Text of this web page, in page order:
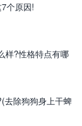
个原因!
样?性格特点有哪
去除狗狗身上干蜱